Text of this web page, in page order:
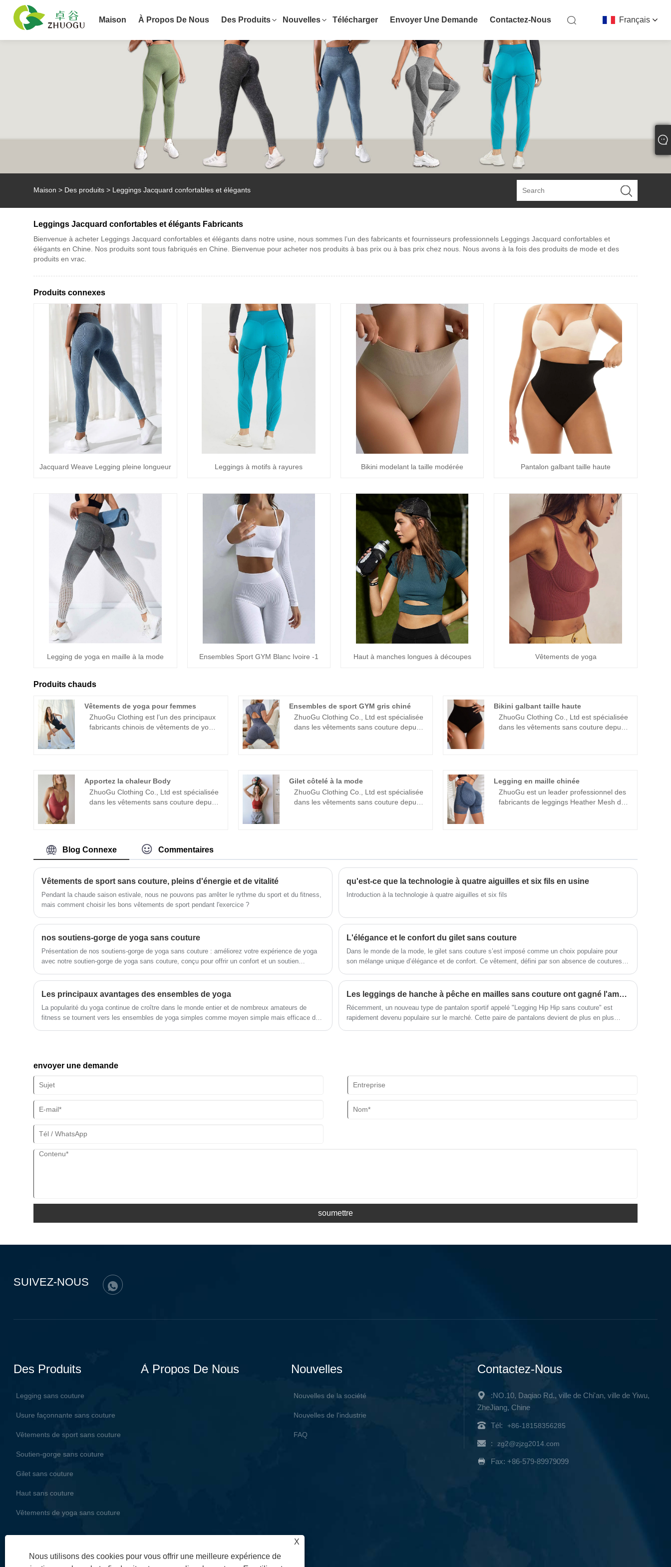
Français
Maison À Propos De Nous Des Produits Nouvelles Télécharger Envoyer Une Demande Contactez-Nous
Maison > Des produits > Leggings Jacquard confortables et élégants
Leggings Jacquard confortables et élégants Fabricants
Bienvenue à acheter Leggings Jacquard confortables et élégants dans notre usine, nous sommes l’un des fabricants et fournisseurs professionnels Leggings Jacquard confortables et
élégants en Chine. Nos produits sont tous fabriqués en Chine. Bienvenue pour acheter nos produits à bas prix ou à bas prix chez nous. Nous avons à la fois des produits de mode et des
produits en vrac.
Produits connexes
Jacquard Weave Legging pleine longueur Leggings à motifs à rayures Bikini modelant la taille modérée Pantalon galbant taille haute
Legging de yoga en maille à la mode Ensembles Sport GYM Blanc Ivoire -1 Haut à manches longues à découpes Vêtements de yoga
Produits chauds
Vêtements de yoga pour femmes
ZhuoGu Clothing est l’un des principaux
fabricants chinois de vêtements de yoga
Ensembles de sport GYM gris chiné
ZhuoGu Clothing Co., Ltd est spécialisée
dans les vêtements sans couture depuis
adhérerons toujours à l'objectif "qualité,
méthodes, force technique forte,
continuera à approfondir la réforme,
commerciales.
Bikini galbant taille haute
ZhuoGu Clothing Co., Ltd est spécialisée
dans les vêtements sans couture depuis
toujours à l'objectif de "qualité,
crédibilité", avec des méthodes de
gestion scientifiques , force technique
forte, continuera à approfondir la
l'orientation et les négociations
commerciales.
Apportez la chaleur Body
ZhuoGu Clothing Co., Ltd est spécialisée
dans les vêtements sans couture depuis
adhérerons toujours à l'objectif "qualité,
crédibilité", avec des méthodes de
forte, continuera à approfondir la
réforme, le mécanisme d'innovation,
l'adaptation au marché, le
commerciales.
Gilet côtelé à la mode
ZhuoGu Clothing Co., Ltd est spécialisée
dans les vêtements sans couture depuis
mécanisme d'innovation, s'adapter au
marché, développement global, accueillir
des amis de tous horizons venus visiter,
des conseils et des négociations
Legging en maille chinée
ZhuoGu est un leader professionnel des
fabricants de leggings Heather Mesh de
dans les vêtements sans couture depuis
Blog Connexe Commentaires
Vêtements de sport sans couture, pleins d'énergie et de vitalité
Pendant la chaude saison estivale, nous ne pouvons pas arrêter le rythme du sport et du fitness,
mais comment choisir les bons vêtements de sport pendant l'exercice ?
qu'est-ce que la technologie à quatre aiguilles et six fils en usine
Introduction à la technologie à quatre aiguilles et six fils
nos soutiens-gorge de yoga sans couture
Présentation de nos soutiens-gorge de yoga sans couture : améliorez votre expérience de yoga
avec notre soutien-gorge de yoga sans couture, conçu pour offrir un confort et un soutien
sans couture, notre soutien-gorge de yoga sans couture offre une sensation de seconde peau qui
bouge avec vous, permettant un mouvement et une flexibilité sans restriction sur le tapis. Les
conception sans fil et sans étiquette garantit un port sans irritation, vous permettant de vous
concentrer uniquement sur votre pratique. Avec des bretelles réglables et une large gamme de
tailles, nos soutiens-gorge de yoga sans couture offrent un ajustement personnalisé pour chaque
L'élégance et le confort du gilet sans couture
Dans le monde de la mode, le gilet sans couture s’est imposé comme un choix populaire pour
son mélange unique d’élégance et de confort. Ce vêtement, défini par son absence de coutures
Les principaux avantages des ensembles de yoga
La popularité du yoga continue de croître dans le monde entier et de nombreux amateurs de
fitness se tournent vers les ensembles de yoga simples comme moyen simple mais efficace de
Les leggings de hanche à pêche en mailles sans couture ont gagné l'amour de plus en plus de femmes
Récemment, un nouveau type de pantalon sportif appelé "Legging Hip Hip sans couture" est
rapidement devenu populaire sur le marché. Cette paire de pantalons devient de plus en plus
envoyer une demande
soumettre
SUIVEZ-NOUS
Des Produits
Legging sans couture
Usure façonnante sans couture
Vêtements de sport sans couture
Soutien-gorge sans couture
Gilet sans couture
Haut sans couture
Vêtements de yoga sans couture
À Propos De Nous Nouvelles
Nouvelles de la société
Nouvelles de l'industrie
FAQ
Contactez-Nous
:NO.10, Daqiao Rd., ville de Chi'an, ville de Yiwu,
ZheJiang, Chine
Tél: +86-18158356285
: zg2@zjzg2014.com
Fax: +86-579-89979099
X
Nous utilisons des cookies pour vous offrir une meilleure expérience de